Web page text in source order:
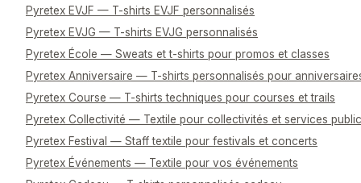
Pyretex EVJF — T-shirts EVJF personnalisés
Pyretex EVJG — T-shirts EVJG personnalisés
Pyretex École — Sweats et t-shirts pour promos et classes
Pyretex Anniversaire — T-shirts personnalisés pour
Pyretex Course — T-shirts techniques pour courses et trails
Pyretex Collectivité — Textile pour collectivités et services
Pyretex Festival — Staff textile pour festivals et concerts
Pyretex Événements — Textile pour vos événements